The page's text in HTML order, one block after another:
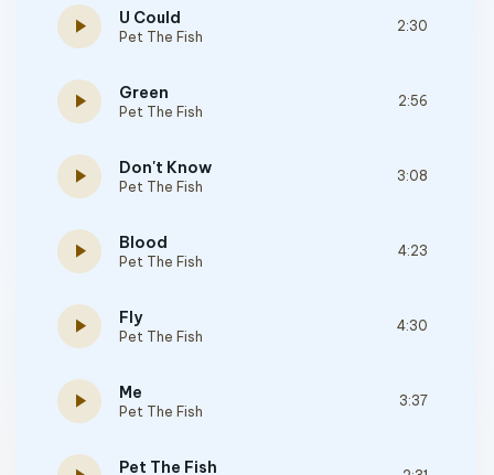
play_arrow U Could
Pet The Fish
2:30
play_arrow Green
Pet The Fish
2:56
play_arrow Don't Know
Pet The Fish
3:08
play_arrow Blood
Pet The Fish
4:23
play_arrow Fly
Pet The Fish
4:30
play_arrow Me
Pet The Fish
3:37
Pet The Fish